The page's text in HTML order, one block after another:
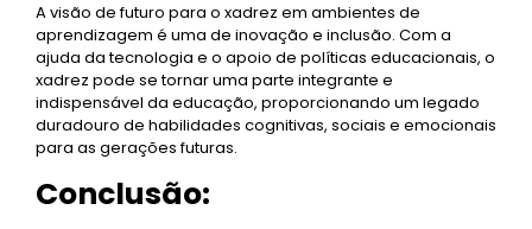
A visão de futuro para o xadrez em ambientes de
aprendizagem é uma de inovação e inclusão. Com a
ajuda da tecnologia e o apoio de políticas educacionais, o
xadrez pode se tornar uma parte integrante e
indispensável da educação, proporcionando um legado
duradouro de habilidades cognitivas, sociais e emocionais
para as gerações futuras.
Conclusão: